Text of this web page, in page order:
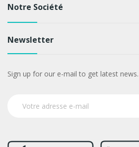
Notre Société
Newsletter
Sign up for our e-mail to get latest news.